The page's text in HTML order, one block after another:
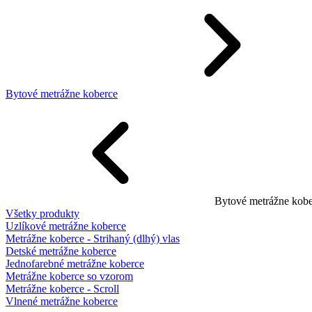
Bytové metrážne koberce
Bytové metrážne
Všetky produkty
Uzlíkové metrážne koberce
Metrážne koberce - Strihaný (dlhý) vlas
Detské metrážne koberce
Jednofarebné metrážne koberce
Metrážne koberce so vzorom
Metrážne koberce - Scroll
Vlnené metrážne koberce